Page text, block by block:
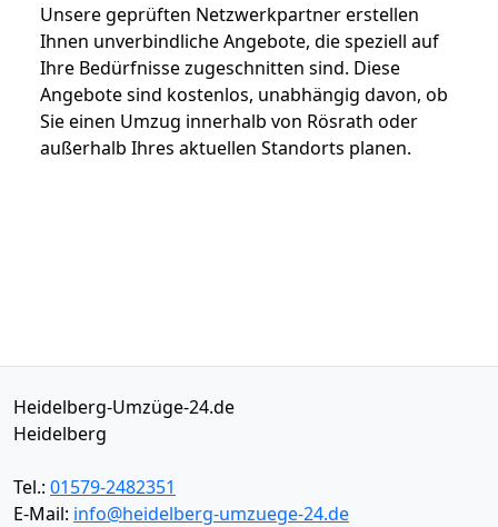
Unsere geprüften Netzwerkpartner erstellen
Ihnen unverbindliche Angebote, die speziell auf
Ihre Bedürfnisse zugeschnitten sind. Diese
Angebote sind kostenlos, unabhängig davon, ob
Sie einen Umzug innerhalb von Rösrath oder
außerhalb Ihres aktuellen Standorts planen.
Heidelberg-Umzüge-24.de
Heidelberg
Tel.: 01579-2482351
E-Mail: info@heidelberg-umzuege-24.de